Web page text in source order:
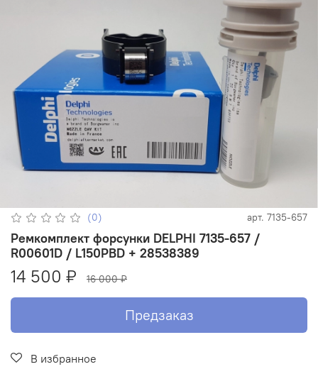
(0) арт. 7135-657
Ремкомплект форсунки DELPHI 7135-657 /
R00601D / L150PBD + 28538389
14 500 ₽ 16 000 ₽
Предзаказ
В избранное